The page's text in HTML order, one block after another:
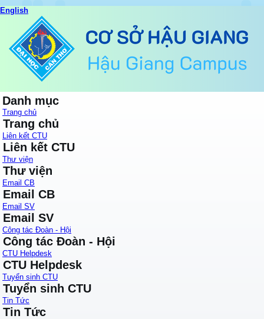
English
Danh mục
Trang chủ
Trang chủ
Liên kết CTU
Liên kết CTU
Thư viện
Thư viện
Email CB
Email CB
Email SV
Email SV
Công tác Đoàn - Hội
Công tác Đoàn - Hội
CTU Helpdesk
CTU Helpdesk
Tuyển sinh CTU
Tuyển sinh CTU
Tin Tức
Tin Tức